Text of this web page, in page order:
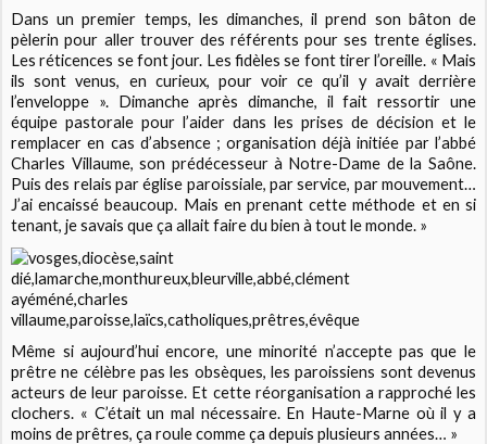
Dans un premier temps, les dimanches, il prend son bâton de
pèlerin pour aller trouver des référents pour ses trente églises.
Les réticences se font jour. Les fidèles se font tirer l’oreille. « Mais
ils sont venus, en curieux, pour voir ce qu’il y avait derrière
l’enveloppe ». Dimanche après dimanche, il fait ressortir une
équipe pastorale pour l’aider dans les prises de décision et le
remplacer en cas d’absence ; organisation déjà initiée par l’abbé
Charles Villaume, son prédécesseur à Notre-Dame de la Saône.
Puis des relais par église paroissiale, par service, par mouvement…
J’ai encaissé beaucoup. Mais en prenant cette méthode et en si
tenant, je savais que ça allait faire du bien à tout le monde. »
Même si aujourd’hui encore, une minorité n’accepte pas que le
prêtre ne célèbre pas les obsèques, les paroissiens sont devenus
acteurs de leur paroisse. Et cette réorganisation a rapproché les
clochers. « C’était un mal nécessaire. En Haute-Marne où il y a
moins de prêtres, ça roule comme ça depuis plusieurs années… »